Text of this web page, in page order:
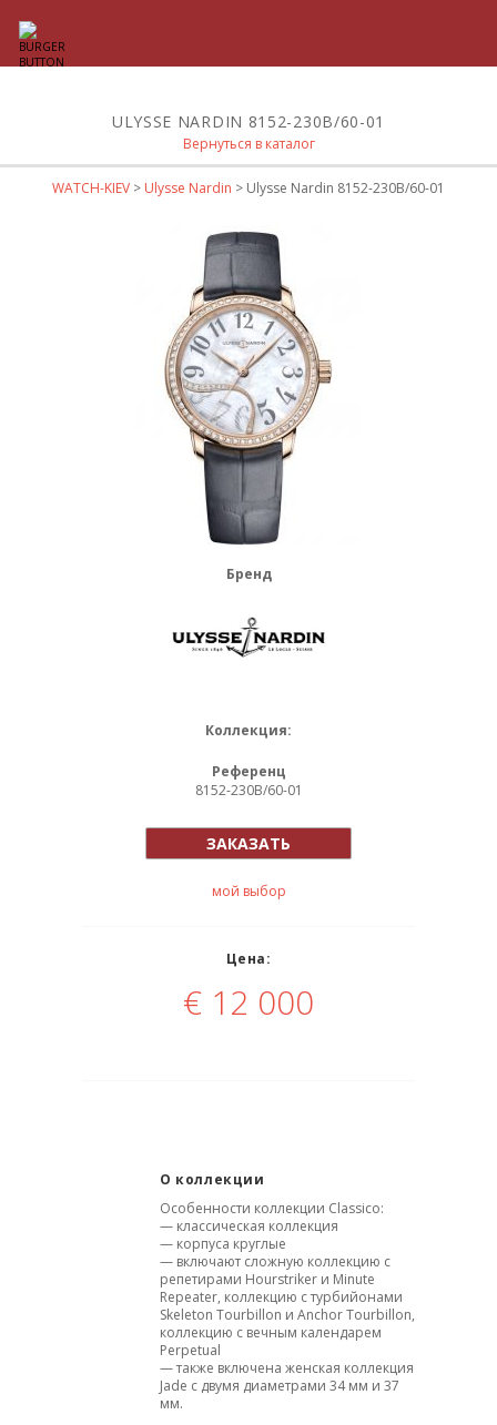
ULYSSE NARDIN 8152-230B/60-01
Вернуться в каталог
WATCH-KIEV > Ulysse Nardin > Ulysse Nardin 8152-230B/60-01
Бренд
Коллекция:
Референц
8152-230B/60-01
ЗАКАЗАТЬ
мой выбор
Цена:
€ 12 000
О коллекции
Особенности коллекции Classico:
— классическая коллекция
— корпуса круглые
— включают сложную коллекцию с
репетирами Hourstriker и Minute
Repeater, коллекцию с турбийонами
Skeleton Tourbillon и Anchor Tourbillon,
коллекцию с вечным календарем
Perpetual
— также включена женская коллекция
Jade с двумя диаметрами 34 мм и 37
мм.